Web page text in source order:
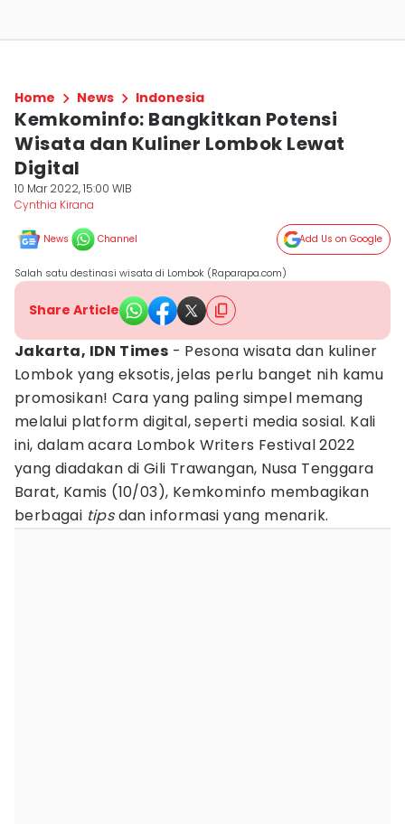
Home News Indonesia
Kemkominfo: Bangkitkan Potensi
Wisata dan Kuliner Lombok Lewat
Digital
10 Mar 2022, 15:00 WIB
Cynthia Kirana
News Channel Add Us on Google
Salah satu destinasi wisata di Lombok (Raparapa.com)
Share Article
Jakarta, IDN Times - Pesona wisata dan kuliner
Lombok yang eksotis, jelas perlu banget nih kamu
promosikan! Cara yang paling simpel memang
melalui platform digital, seperti media sosial. Kali
ini, dalam acara Lombok Writers Festival 2022
yang diadakan di Gili Trawangan, Nusa Tenggara
Barat, Kamis (10/03), Kemkominfo membagikan
berbagai tipsdan informasi yang menarik.